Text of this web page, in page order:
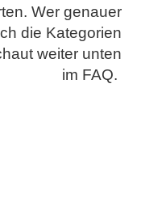
. Wer genauer
die Kategorien
weiter unten
im FAQ.